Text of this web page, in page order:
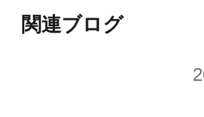
キャラクターデザイ
全てのパーツに新鮮さ
イトをぜひ手に取っ
関連ブログ